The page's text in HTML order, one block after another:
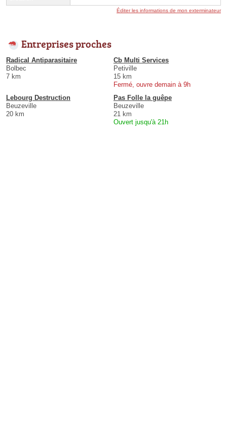
Éditer les informations de mon exterminateur
Entreprises proches
Radical Antiparasitaire
Bolbec
7 km
Cb Multi Services
Petiville
15 km
Fermé, ouvre demain à 9h
Lebourg Destruction
Beuzeville
20 km
Pas Folle la guêpe
Beuzeville
21 km
Ouvert jusqu'à 21h